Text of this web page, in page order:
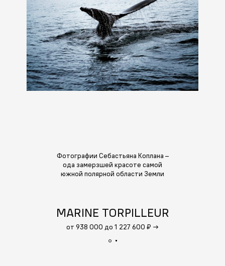
Фотографии Себастьяна Коплана –
ода замерзшей красоте самой
южной полярной области Земли
MARINE TORPILLEUR
от 938 000 до 1 227 600 ₽ →